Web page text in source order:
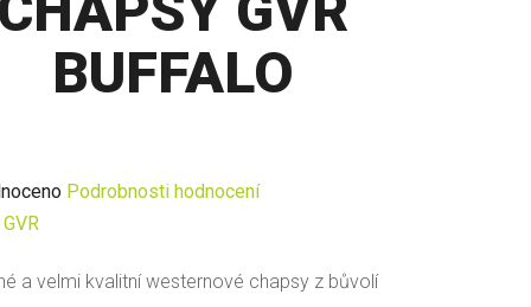
BUFFALO
Podrobnosti hodnocení
GVR
a velmi kvalitní westernové chapsy z bůvolí